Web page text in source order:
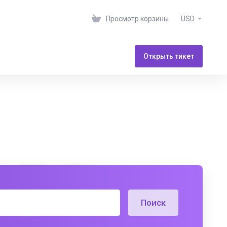
Просмотр корзины USD
Открыть тикет
Поиск